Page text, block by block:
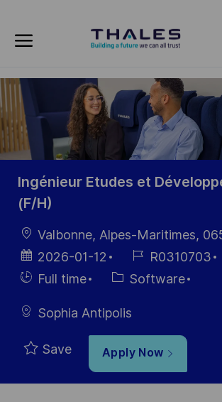
-
Ingénieur Etudes et
(F/H)
LocationValbonne, Alpes-Maritimes,
Posted
Date
2026-01-12
Job
Id
R0310703
HiringFull time Category
Software
Sophia Antipolis
Save Apply Now